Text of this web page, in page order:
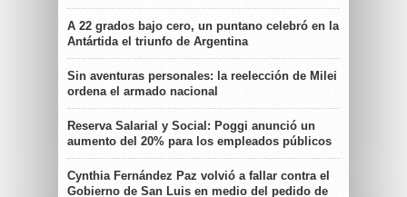
A 22 grados bajo cero, un puntano celebró en la
Antártida el triunfo de Argentina
Sin aventuras personales: la reelección de Milei
ordena el armado nacional
Reserva Salarial y Social: Poggi anunció un
aumento del 20% para los empleados públicos
Cynthia Fernández Paz volvió a fallar contra el
Gobierno de San Luis en medio del pedido de